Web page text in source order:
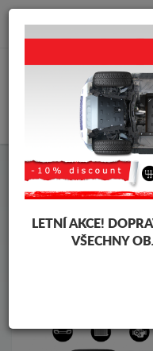
Kryt pod motor Dacia
Značky vozidel
LETNÍ AKCE!
VŠECHNY